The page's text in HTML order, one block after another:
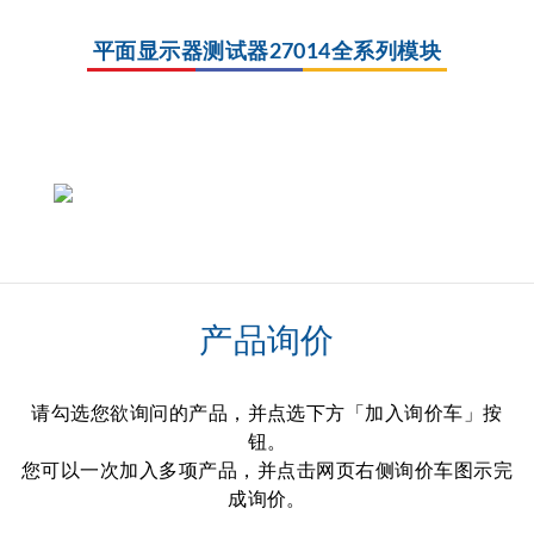
平面显示器测试器27014全系列模块
产品询价
请勾选您欲询问的产品，并点选下方「加入询价车」按
钮。
您可以一次加入多项产品，并点击网页右侧询价车图示完
成询价。